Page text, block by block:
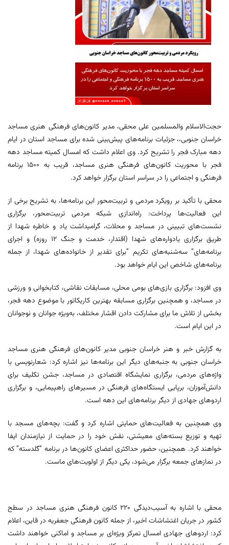
حجت‌الاسلام والمسلمین علی محقی، مدیر کانون‌های فرهنگی هنری مساجد
خراسان جنوبی،، جزئیات برنامه‌های پیش‌بینی شده برای مساجد استان در ایام
دهه مبارک فجر را تشریح کرد. وی اعلام داشت که امسال کمیته مساجد دهه
فجر با محوریت کانون‌های فرهنگی هنری مساجد، قریب به 1500 برنامه
فرهنگی و اجتماعی را در سراسر استان برگزار خواهد کرد.
محقی با تأکید بر رویکرد مردمی و تربیت‌محور این برنامه‌ها، به تشریح برخی از
این فعالیت‌ها پرداخت: راه‌اندازی شبکه مردمی تربیت‌محور، برگزاری
نشست‌های تبیینی در مساجد و محلات، گرامیداشت یاد و خاطره شهدا از
طریق برگزاری یادواره‌های شهدا (اقتدار، خدمت و جنگ 12 روزه) و اجرای
برنامه‌های“ سه‌شنبه‌های تکریم ”برای تقدیر از خانواده‌های شهدا، از جمله
برنامه‌های شاخص این ایام خواهد بود.
وی افزود: برگزاری بازی‌های بومی محلی، مسابقات نقاشی، کتابخوانی و ورزشی
در مساجد، و همچنین برگزاری مسابقه بهترین کاریکاتور با موضوع دهه فجر،
بخشی از تلاش ما برای مشارکت دادن اقشار مختلف، به‌ویژه جوانان و نوجوانان
در این ایام است.
به گزارش خبر و هنر خراسان جنوبی مدیر کانون‌های فرهنگی هنری مساجد
خراسان جنوبی به جنبه‌های دیگر این برنامه‌ها نیز اشاره کرد: شعارنویسی با
واژه‌های مردمی، برگزاری نمایشگاه اقتصادی در مساجد، جشن تکلیف برای
دانش‌آموزان، برپایی ایستگاه‌های فرهنگی در مسیرهای راهپیمایی، و برگزاری
اردوهای جهادی از دیگر برنامه‌های این دهه است.
وی همچنین به فعالیت‌های حمایتی اشاره کرد و گفت: بچه‌های مسجد با
تهیه و توزیع بسته‌های معیشتی، نقش خود را در حمایت از نیازمندان ایفا
خواهند کرد. همچنین، حضور حداکثری اعضای کانون‌ها در برنامه “گلدسته” که
در نمازهای جمعه برگزار می‌شود، یکی دیگر از اولویت‌های ماست.
محقی با اشاره به آسیب‌دیدگی 220 کانون فرهنگی هنری مساجد در سطح
کشور در جریان اغتشاشات اخیر، از جمله کانون فرهنگی جعفریه در قاین، اعلام
کرد: اردوهای جهادی امسال تمرکز ویژه‌ای بر مساجد و اماکنی خواهند داشت